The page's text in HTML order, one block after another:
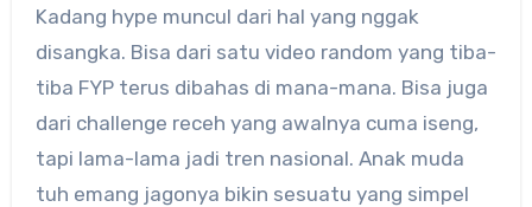
Kadang hype muncul dari hal yang nggak
disangka. Bisa dari satu video random yang tiba-
tiba FYP terus dibahas di mana-mana. Bisa juga
dari challenge receh yang awalnya cuma iseng,
tapi lama-lama jadi tren nasional. Anak muda
tuh emang jagonya bikin sesuatu yang simpel